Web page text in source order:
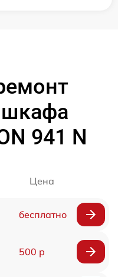
шкафа
941 N
Цена
бесплатно
500 р